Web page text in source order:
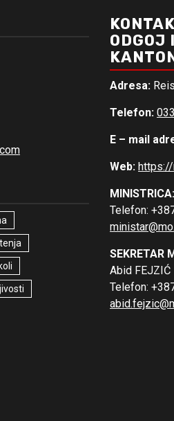
ODGOJ
Adresa:
Telefon:
E – mail
Web: https://
MINISTRICA:
Telefon:
SEKRETAR
Abid FEJZIĆ
Telefon: